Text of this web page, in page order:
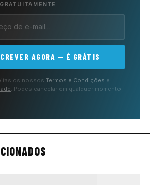
AGORA — É GRÁTIS
os nossos Termos e Condições e
. Podes cancelar em qualquer momento.